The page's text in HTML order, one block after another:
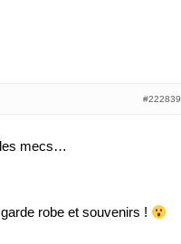
#222839
les mecs…
robe et souvenirs !